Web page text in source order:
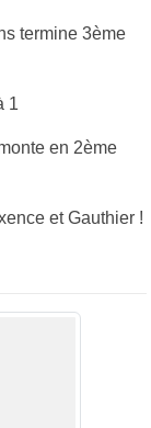
termine 3ème
1
en 2ème
et Gauthier !